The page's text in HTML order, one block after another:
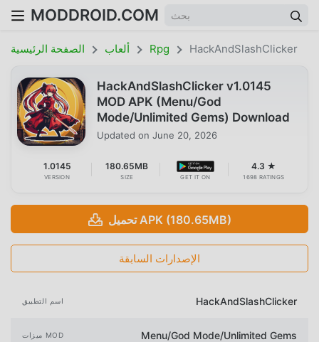
MODDROID.COM
الصفحة الرئيسية ألعاب Rpg HackAndSlashClicker
HackAndSlashClicker v1.0145
MOD APK (Menu/God
Mode/Unlimited Gems) Download
Updated on June 20, 2026
1.0145
VERSION
180.65MB
SIZE GET IT ON
4.3 ★
1698 RATINGS
تحميل APK (180.65MB)
الإصدارات السابقة
اسم التطبيق HackAndSlashClicker
ميزات MOD Menu/God Mode/Unlimited Gems